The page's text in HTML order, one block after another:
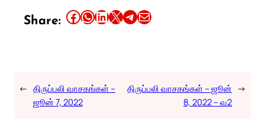
Share: Share this article on Facebook Share this article on WhatsApp Share this article on LinkedIn Share this article on X Share this article on TelegramEmail this Article
← திருப்பலி வாசகங்கள் –
ஜூன் 7, 2022
திருப்பலி வாசகங்கள் – ஜூன்
8, 2022 – வ2
→